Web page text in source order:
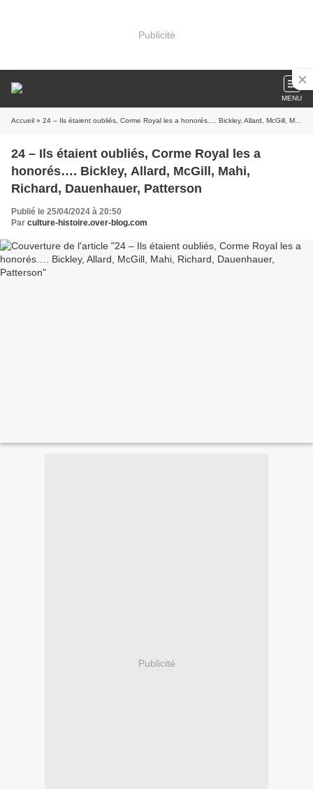
Publicité
MENU
Accueil » 24 – Ils étaient oubliés, Corme Royal les a honorés…. Bickley, Allard, McGill, Mahi, Richard, Dauenhauer, Patterson
24 – Ils étaient oubliés, Corme Royal les a
honorés…. Bickley, Allard, McGill, Mahi,
Richard, Dauenhauer, Patterson
Publié le 25/04/2024 à 20:50
Par culture-histoire.over-blog.com
Publicité